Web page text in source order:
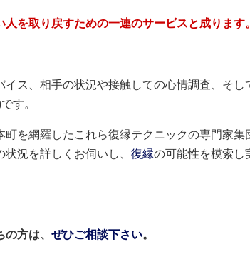
を取り戻すための一連のサービスと成ります。
ス、相手の状況や接触しての心情調査、そし
す。
を網羅したこれら復縁テクニックの専門家集
況を詳しくお伺いし、 復縁の可能性を模索し
方は、 ぜひご相談下さい。